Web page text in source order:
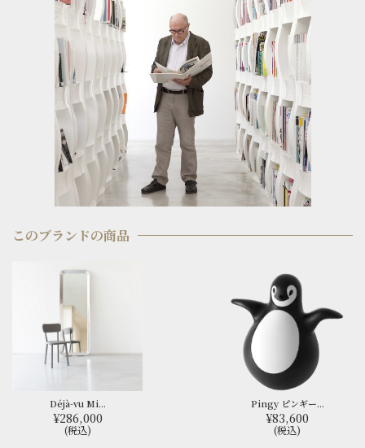
このブランドの商品
Déjà-vu Mi...
¥286,000
(税込)
Pingy ピンギー...
¥83,600
(税込)